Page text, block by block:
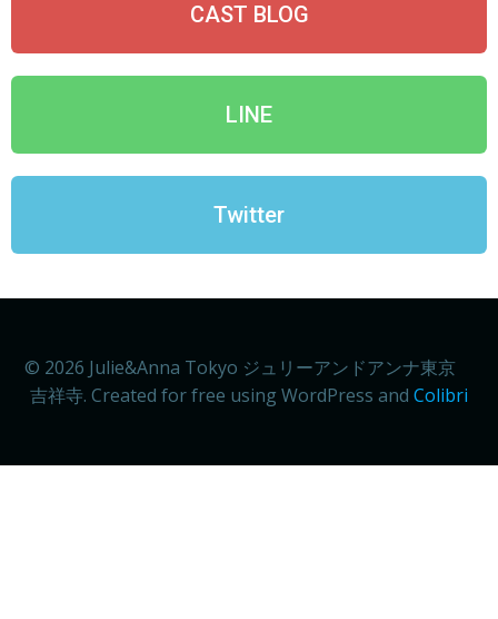
CAST BLOG
LINE
Twitter
© 2026 Julie&Anna Tokyo ジュリーアンドアンナ東京
吉祥寺. Created for free using WordPress and Colibri